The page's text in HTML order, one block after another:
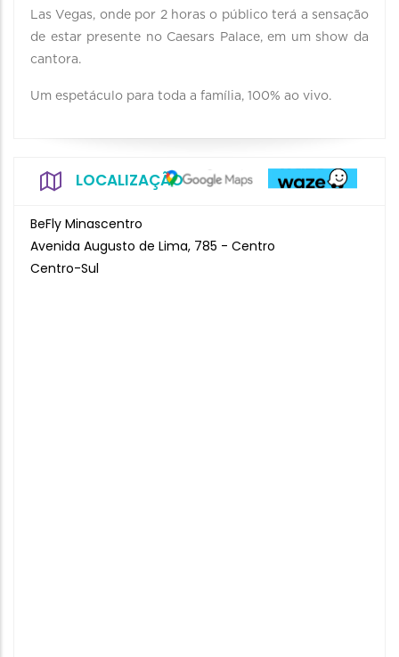
Las Vegas, onde por 2 horas o público terá a sensação
de estar presente no Caesars Palace, em um show da
cantora.
Um espetáculo para toda a família, 100% ao vivo.
LOCALIZAÇÃO
BeFly Minascentro
Avenida Augusto de Lima, 785 - Centro
Centro-Sul